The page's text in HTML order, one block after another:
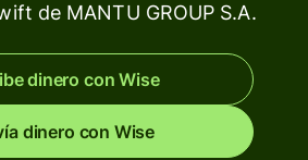
de MANTU GROUP S.A.
dinero con Wise
dinero con Wise